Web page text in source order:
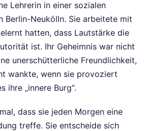
Lehrerin in einer sozialen
Berlin-Neukölln. Sie arbeitete mit
hatten, dass Lautstärke die
ist. Ihr Geheimnis war nicht
unerschütterliche Freundlichkeit,
wankte, wenn sie provoziert
ihre „innere Burg“.
dass sie jeden Morgen eine
treffe. Sie entscheide sich